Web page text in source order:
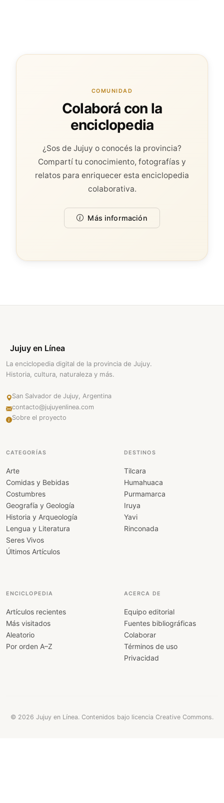
COMUNIDAD
Colaborá con la
enciclopedia
¿Sos de Jujuy o conocés la provincia?
Compartí tu conocimiento, fotografías y
relatos para enriquecer esta enciclopedia
colaborativa.
Más información
Jujuy en Línea
La enciclopedia digital de la provincia de Jujuy.
Historia, cultura, naturaleza y más.
San Salvador de Jujuy, Argentina
contacto@jujuyenlinea.com
Sobre el proyecto
CATEGORÍAS
Arte
Comidas y Bebidas
Costumbres
Geografía y Geología
Historia y Arqueología
Lengua y Literatura
Seres Vivos
Últimos Artículos
DESTINOS
Tilcara
Humahuaca
Purmamarca
Iruya
Yavi
Rinconada
ENCICLOPEDIA
Artículos recientes
Más visitados
Aleatorio
Por orden A–Z
ACERCA DE
Equipo editorial
Fuentes bibliográficas
Colaborar
Términos de uso
Privacidad
© 2026 Jujuy en Línea. Contenidos bajo licencia Creative Commons.